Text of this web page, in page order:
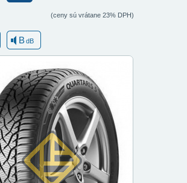
(ceny sú vrátane 23% DPH)
BdB